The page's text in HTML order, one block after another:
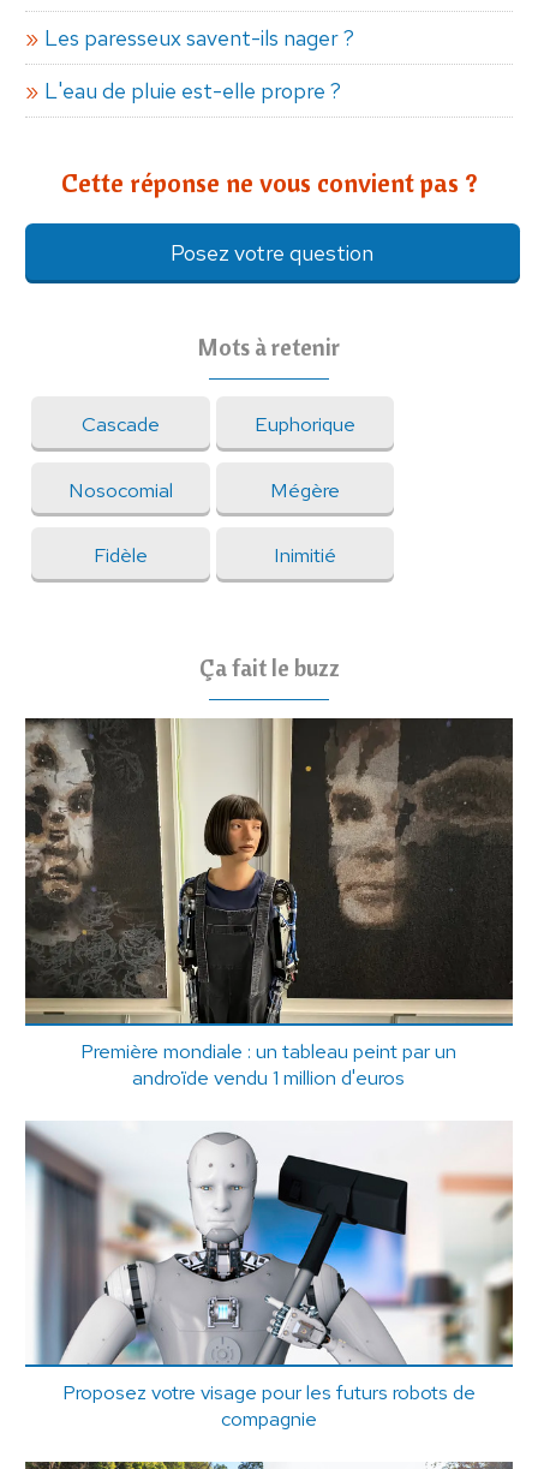
Les paresseux savent-ils nager ?
L'eau de pluie est-elle propre ?
Cette réponse ne vous convient pas ?
Posez votre question
Mots à retenir
Cascade Euphorique
Nosocomial Mégère
Fidèle Inimitié
Ça fait le buzz
Première mondiale : un tableau peint par un
androïde vendu 1 million d'euros
Proposez votre visage pour les futurs robots de
compagnie